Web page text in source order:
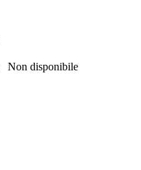
Non disponibile